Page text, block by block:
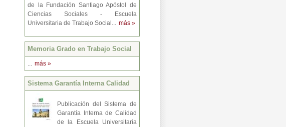
de la Fundación Santiago Apóstol de
Ciencias Sociales - Escuela
Universitaria de Trabajo Social... más »
Memoria Grado en Trabajo Social
... más »
Sistema Garantía Interna Calidad
Publicación del Sistema de
Garantía Interna de Calidad
de la Escuela Universitaria